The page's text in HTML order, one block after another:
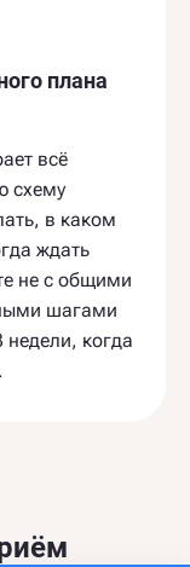
плана
всё
схему
в каком
ждать
не с общими
шагами
когда